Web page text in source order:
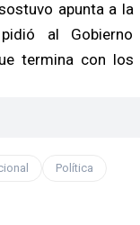
apunta a la
al Gobierno
termina con los
Política